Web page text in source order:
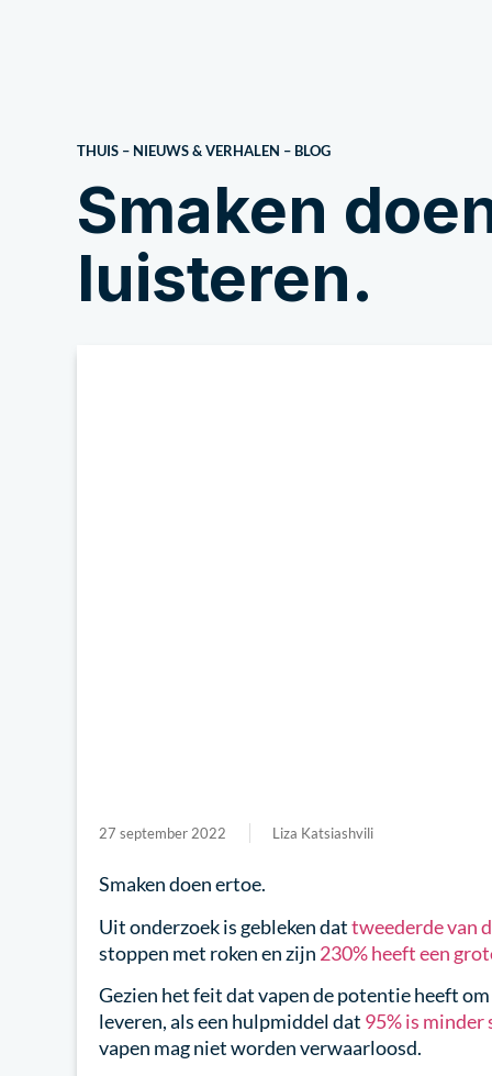
THUIS – NIEUWS & VERHALEN – BLOG
Smaken
luisteren.
27 september 2022 Liza Katsiashvili
Smaken doen ertoe.
Uit onderzoek is gebleken dattweederde van
stoppen met roken en zijn 230% heeft een
Gezien het feit dat vapen de potentie heeft
leveren, als een hulpmiddel dat 95% is minder
vapen mag niet worden verwaarloosd.